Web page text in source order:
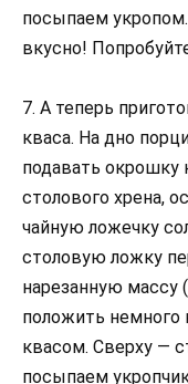
посыпаем
вкусно!
7. А теперь
кваса. На дно
подавать окрошку
столового хрена,
чайную ложечку
столовую ложку
нарезанную массу
положить немного
квасом. Сверху —
посыпаем